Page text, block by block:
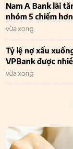
Nam A Bank lãi
nhóm 5 chiếm
vừa xong
Tỷ lệ nợ xấu
VPBank được
vừa xong